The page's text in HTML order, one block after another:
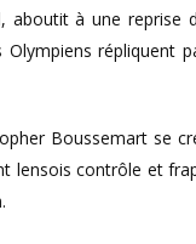
aboutit à une reprise
Olympiens répliquent
Boussemart se
lensois contrôle et